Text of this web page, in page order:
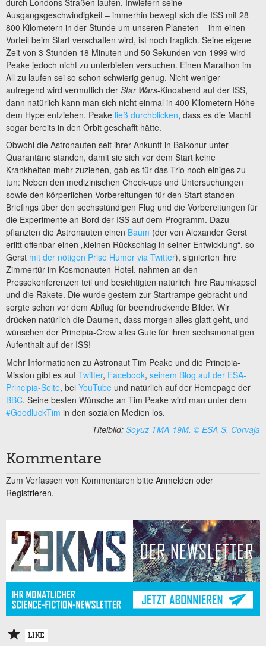
Ausgangsgeschwindigkeit – immerhin bewegt sich die ISS mit 28
800 Kilometern in der Stunde um unseren Planeten – ihm einen
Vorteil beim Start verschaffen wird, ist noch fraglich. Seine eigene
Zeit von 3 Stunden 18 Minuten und 50 Sekunden von 1999 wird
Peake jedoch nicht zu unterbieten versuchen. Einen Marathon im
All zu laufen sei so schon schwierig genug. Nicht weniger
aufregend wird vermutlich der Star Wars-Kinoabend auf der ISS,
dann natürlich kann man sich nicht einmal in 400 Kilometern Höhe
dem Hype entziehen. Peake ließ durchblicken, dass es die Macht
sogar bereits in den Orbit geschafft hätte.
Obwohl die Astronauten seit ihrer Ankunft in Baikonur unter
Quarantäne standen, damit sie sich vor dem Start keine
Krankheiten mehr zuziehen, gab es für das Trio noch einiges zu
tun: Neben den medizinischen Check-ups und Untersuchungen
sowie den körperlichen Vorbereitungen für den Start standen
Briefings über den sechsstündigen Flug und die Vorbereitungen für
die Experimente an Bord der ISS auf dem Programm. Dazu
pflanzten die Astronauten einen Baum (der von Alexander Gerst
erlitt offenbar einen „kleinen Rückschlag in seiner Entwicklung“, so
Gerst mit der nötigen Prise Humor via Twitter), signierten ihre
Zimmertür im Kosmonauten-Hotel, nahmen an den
Pressekonferenzen teil und besichtigten natürlich ihre Raumkapsel
und die Rakete. Die wurde gestern zur Startrampe gebracht und
sorgte schon vor dem Abflug für beeindruckende Bilder. Wir
drücken natürlich die Daumen, dass morgen alles glatt geht, und
wünschen der Principia-Crew alles Gute für ihren sechsmonatigen
Aufenthalt auf der ISS!
Mehr Informationen zu Astronaut Tim Peake und die Principia-
Mission gibt es auf Twitter, Facebook, seinem Blog auf der ESA-
Principia-Seite, bei YouTube und natürlich auf der Homepage der
BBC. Seine besten Wünsche an Tim Peake wird man unter dem
#GoodluckTim in den sozialen Medien los.
Titelbild: Soyuz TMA-19M. © ESA-S. Corvaja
Kommentare
Zum Verfassen von Kommentaren bitte Anmelden oder
Registrieren.
LIKE